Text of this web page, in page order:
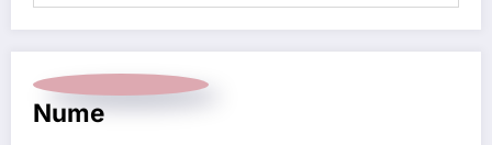
Nume